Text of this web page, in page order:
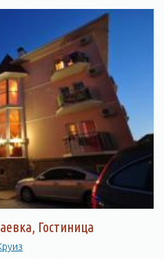
Гостиница